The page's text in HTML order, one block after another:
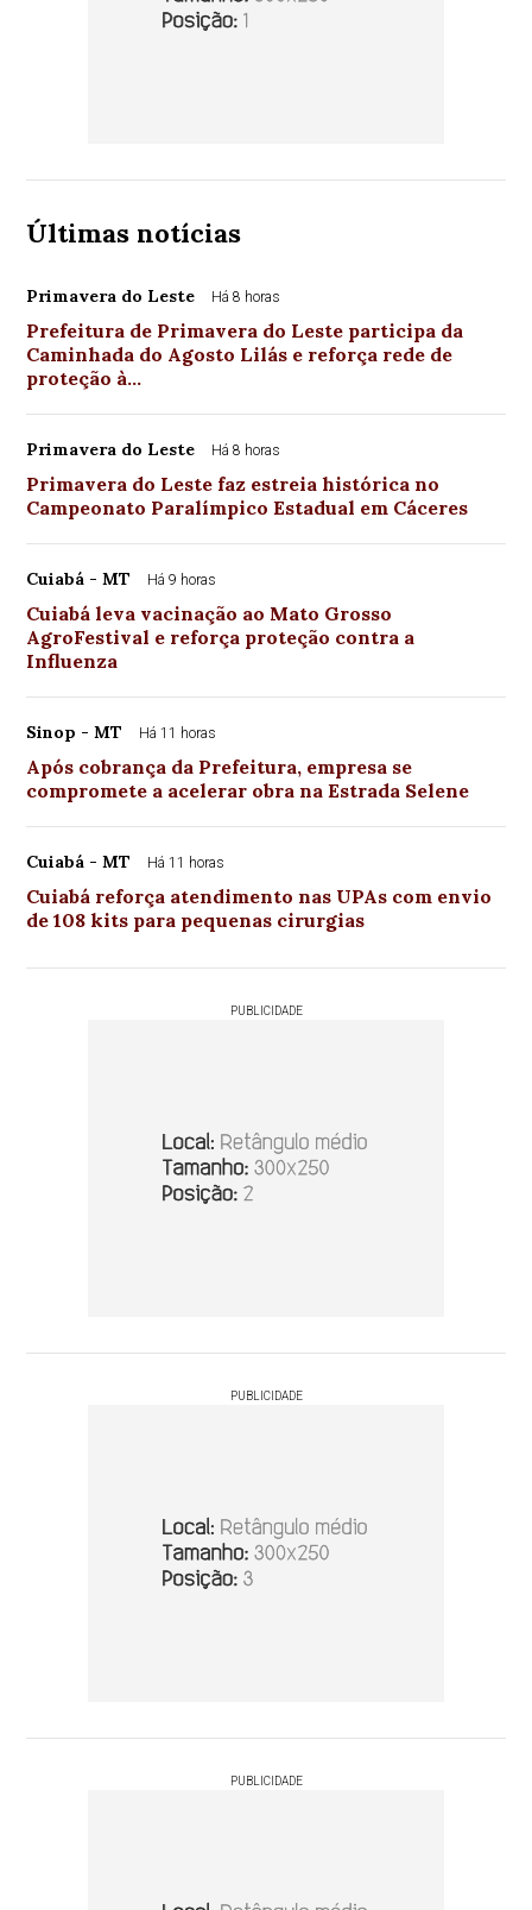
Últimas notícias
Primavera do Leste Há 8 horas
Prefeitura de Primavera do Leste participa da
Caminhada do Agosto Lilás e reforça rede de
proteção à…
Primavera do Leste Há 8 horas
Primavera do Leste faz estreia histórica no
Campeonato Paralímpico Estadual em Cáceres
Cuiabá - MT Há 9 horas
Cuiabá leva vacinação ao Mato Grosso
AgroFestival e reforça proteção contra a
Influenza
Sinop - MT Há 11 horas
Após cobrança da Prefeitura, empresa se
compromete a acelerar obra na Estrada Selene
Cuiabá - MT Há 11 horas
Cuiabá reforça atendimento nas UPAs com envio
de 108 kits para pequenas cirurgias
PUBLICIDADE
PUBLICIDADE
PUBLICIDADE